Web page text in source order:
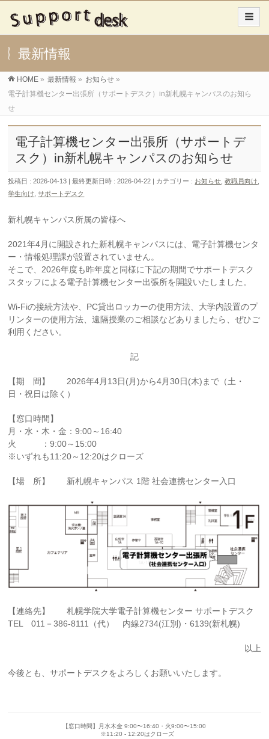
最新情報
HOME » 最新情報 » お知らせ »
電子計算機センター出張所（サポートデスク）in新札幌キャンパスのお知ら
せ
電子計算機センター出張所（サポートデ
スク）in新札幌キャンパスのお知らせ
投稿日 : 2026-04-13 最終更新日時 : 2026-04-22 カテゴリー : お知らせ ,教職員向け
学生向け ,サポートデスク
新札幌キャンパス所属の皆様へ
2021年4月に開設された新札幌キャンパスには、電子計算機センタ
ー・情報処理課が設置されていません。
そこで、2026年度も昨年度と同様に下記の期間でサポートデスク
スタッフによる電子計算機センター出張所を開設いたしました。
Wi-Fiの接続方法や、PC貸出ロッカーの使用方法、大学内設置のプ
リンターの使用方法、遠隔授業のご相談などありましたら、ぜひご
利用ください。
記
【期 間】 2026年4月13日(月)から4月30日(木)まで（土・
日・祝日は除く）
【窓口時間】
月・水・木・金：9:00～16:40
火 ：9:00～15:00
※いずれも11:20～12:20はクローズ
【場 所】 新札幌キャンパス 1階 社会連携センター入口
【連絡先】 札幌学院大学電子計算機センター サポートデスク
TEL 011－386-8111（代） 内線2734(江別)・6139(新札幌)
以上
今後とも、サポートデスクをよろしくお願いいたします。
【窓口時間】月水木金 9:00〜16:40・火9:00〜15:00
※11:20 - 12:20はクローズ